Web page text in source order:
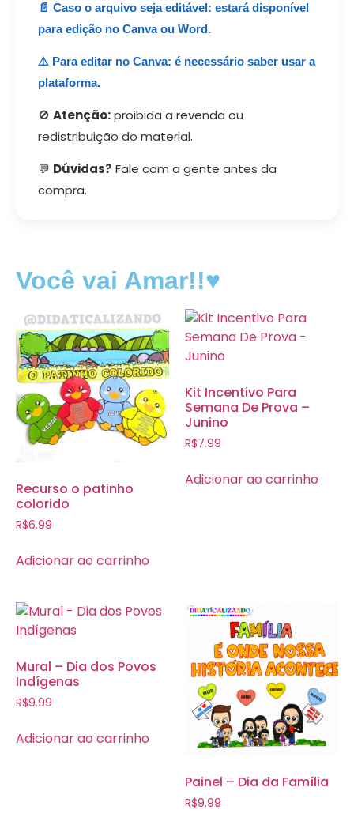
📄 Caso o arquivo seja editável: estará disponível
para edição no Canva ou Word.
⚠️ Para editar no Canva: é necessário saber usar a
plataforma.
🚫 Atenção:proibida a revenda ou
redistribuição do material.
💬 Dúvidas? Fale com a gente antes da
compra.
Você vai Amar!!♥
Recurso o patinho
colorido
R$6.99
Adicionar ao carrinho
Kit Incentivo Para
Semana De Prova –
Junino
R$7.99
Adicionar ao carrinho
Mural – Dia dos Povos
Indígenas
R$9.99
Adicionar ao carrinho
Painel – Dia da Família
R$9.99